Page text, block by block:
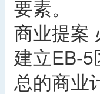
要素。
商业提案
建立EB-
总的商业